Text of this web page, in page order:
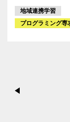
地域連携学習
プログラミング専